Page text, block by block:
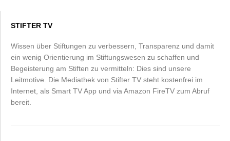
STIFTER TV
Wissen über Stiftungen zu verbessern, Transparenz und damit
ein wenig Orientierung im Stiftungswesen zu schaffen und
Begeisterung am Stiften zu vermitteln: Dies sind unsere
Leitmotive. Die Mediathek von Stifter TV steht kostenfrei im
Internet, als Smart TV App und via Amazon FireTV zum Abruf
bereit.